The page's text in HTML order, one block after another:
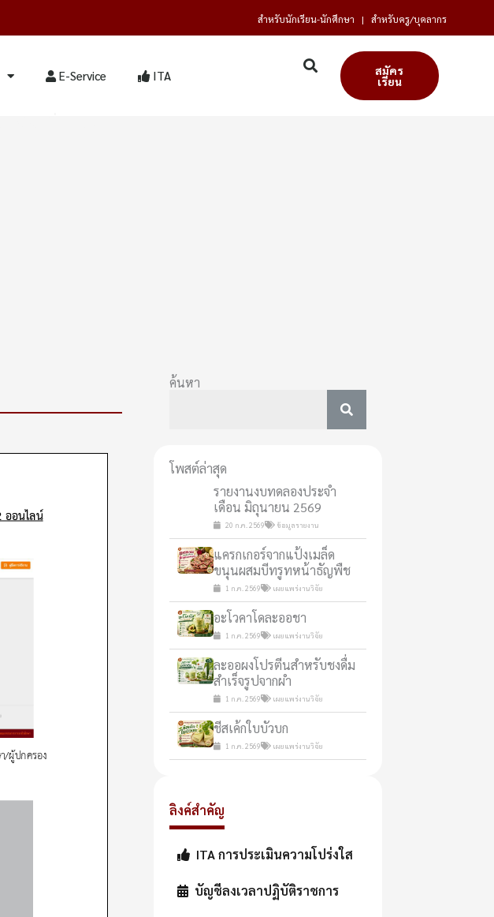
สำหรับนักเรียน-นักศึกษา | สำหรับครู/บุคลากร
E-Service ITA สมัคร
เรียน
ค้นหา
โพสต์ล่าสุด
รายงานงบทดลองประจำ
เดือน มิถุนายน 2569
20 ก.ค. 2569 ข้อมูลรายงาน
แครกเกอร์จากแป้งเมล็ด
ขนุนผสมบีทรูทหน้าธัญพืช
1 ก.ค. 2569 เผยแพร่งานวิจัย
อะโวคาโดละออชา
1 ก.ค. 2569 เผยแพร่งานวิจัย
ละออผงโปรตีนสำหรับชงดื่ม
สำเร็จรูปจากผำ
1 ก.ค. 2569 เผยแพร่งานวิจัย
ชีสเค้กใบบัวบก
1 ก.ค. 2569 เผยแพร่งานวิจัย
ลิงค์สำคัญ
ITA การประเมินความโปร่งใส
บัญชีลงเวลาปฏิบัติราชการ